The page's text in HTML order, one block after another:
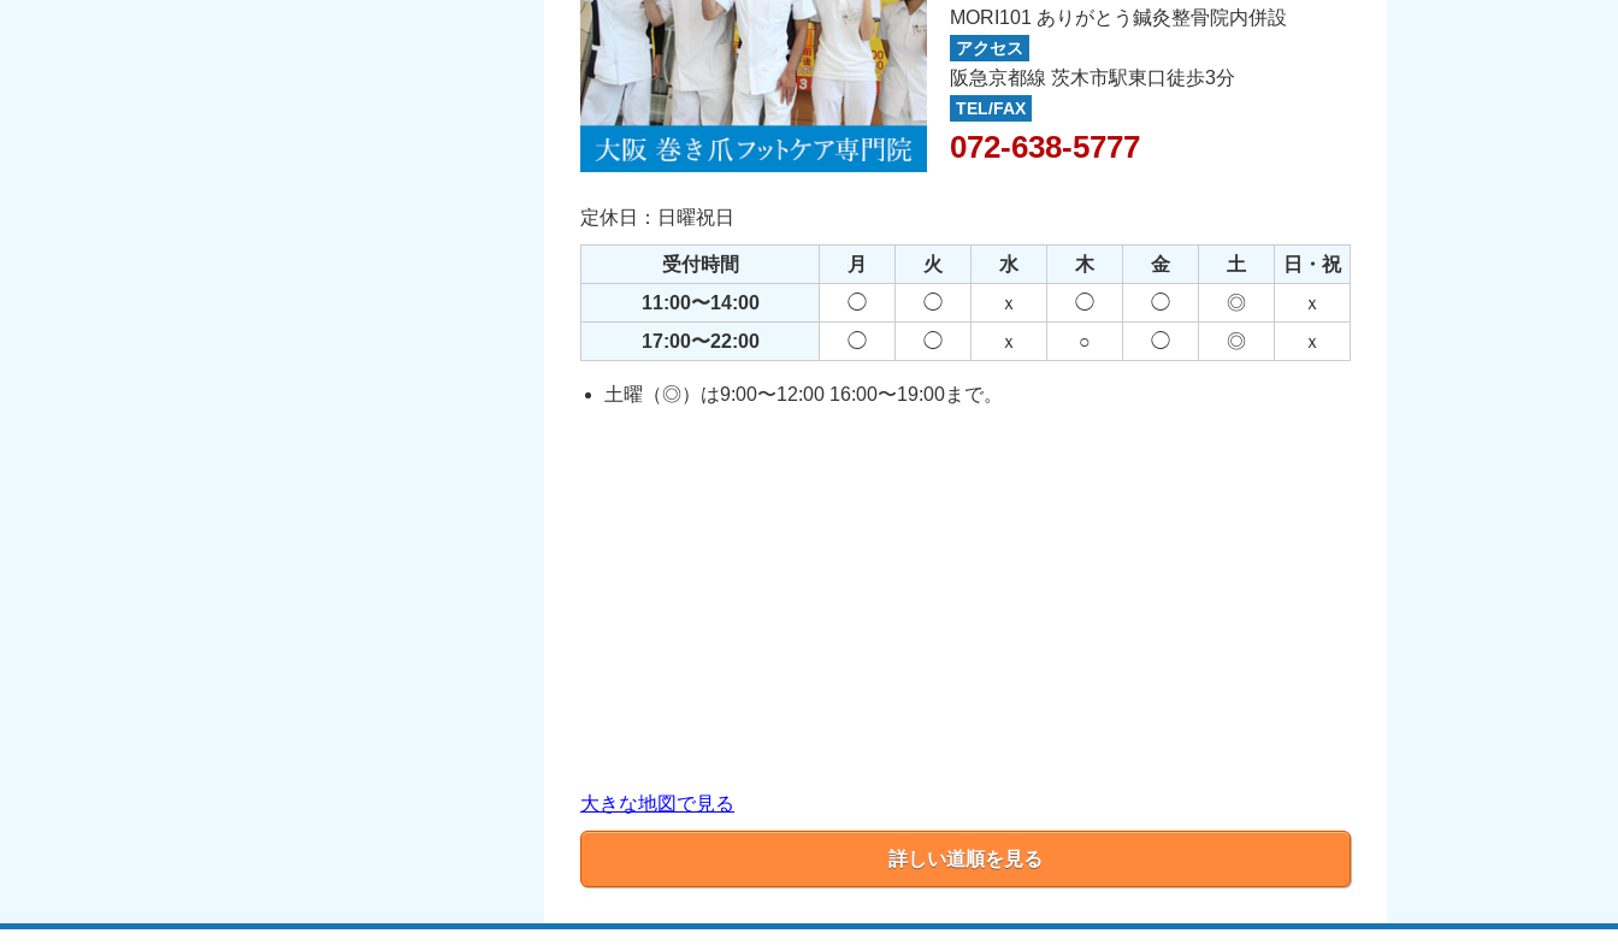
MORI101 ありがとう鍼灸整骨院内併設
アクセス
阪急京都線 茨木市駅東口徒歩3分
TEL/FAX
072-638-5777
定休日：日曜祝日
受付時間 月 火 水 木 金 土
日・祝
11:00〜14:00
◯ ◯ ｘ ◯ ◯ ◎
ｘ
17:00〜22:00
◯ ◯ ｘ ○ ◯ ◎ ｘ
土曜（◎）は9:00〜12:00 16:00〜19:00まで。
大きな地図で見る
詳しい道順を見る